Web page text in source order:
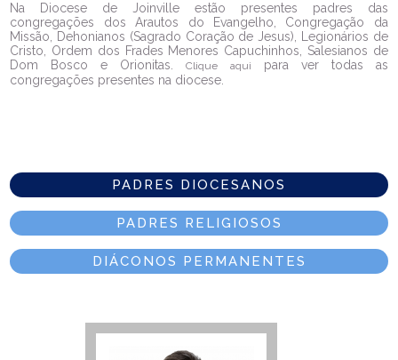
Na Diocese de Joinville estão presentes padres das
congregações dos Arautos do Evangelho, Congregação da
Missão, Dehonianos (Sagrado Coração de Jesus), Legionários de
Cristo, Ordem dos Frades Menores Capuchinhos, Salesianos de
Dom Bosco e Orionitas.Clique aqui
para ver todas as
congregações presentes na diocese.
PADRES DIOCESANOS
PADRES RELIGIOSOS
DIÁCONOS PERMANENTES